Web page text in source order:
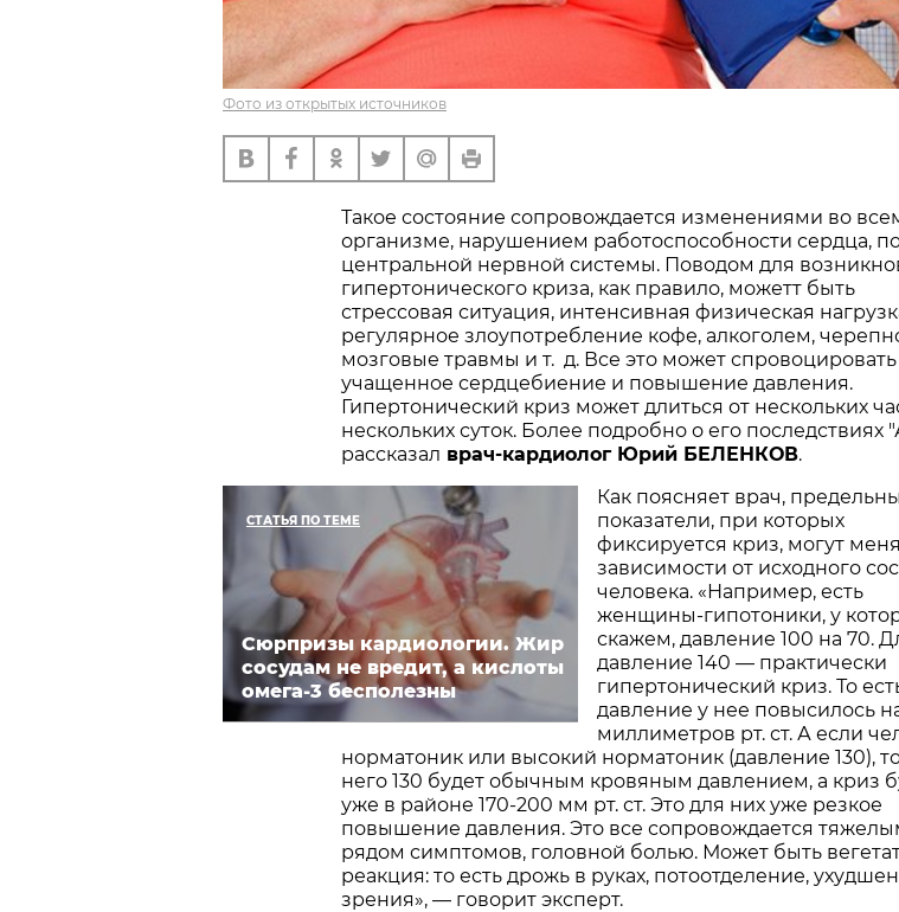
Фото из открытых источников
Такое состояние сопровождается изменениями во
организме, нарушением работоспособности сердца,
центральной нервной системы. Поводом для
гипертонического криза, как правило, можетт быть
стрессовая ситуация, интенсивная физическая
регулярное злоупотребление кофе, алкоголем,
мозговые травмы и т. д. Все это может спровоцировать
учащенное сердцебиение и повышение давления.
Гипертонический криз может длиться от нескольких
нескольких суток. Более подробно о его последствиях
рассказал врач-кардиолог Юрий БЕЛЕНКОВ.
СТАТЬЯ ПО ТЕМЕ
Сюрпризы кардиологии. Жир
сосудам не вредит, а кислоты
омега-3 бесполезны
Как поясняет врач,
показатели, при которых
фиксируется криз, могут
зависимости от исходного
человека. «Например, есть
женщины-гипотоники, у
скажем, давление 100 на 70.
давление 140 — практически
гипертонический криз. То
давление у нее повысилось
миллиметров рт. ст. А если
норматоник или высокий норматоник (давление 130),
него 130 будет обычным кровяным давлением, а криз
уже в районе 170-200 мм рт. ст. Это для них уже резкое
повышение давления. Это все сопровождается
рядом симптомов, головной болью. Может быть
реакция: то есть дрожь в руках, потоотделение,
зрения», — говорит эксперт.